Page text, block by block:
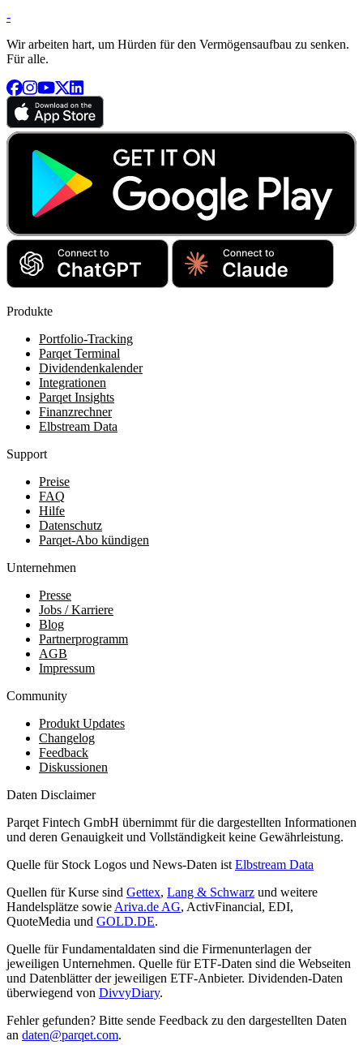
-
Wir arbeiten hart, um Hürden für den Vermögensaufbau zu senken.
Für alle.
Produkte
Portfolio-Tracking
Parqet Terminal
Dividendenkalender
Integrationen
Parqet Insights
Finanzrechner
Elbstream Data
Support
Preise
FAQ
Hilfe
Datenschutz
Parqet-Abo kündigen
Unternehmen
Presse
Jobs / Karriere
Blog
Partnerprogramm
AGB
Impressum
Community
Produkt Updates
Changelog
Feedback
Diskussionen
Daten Disclaimer
Parqet Fintech GmbH übernimmt für die dargestellten Informationen
und deren Genauigkeit und Vollständigkeit keine Gewährleistung.
Quelle für Stock Logos und News-Daten ist Elbstream Data
Quellen für Kurse sind Gettex, Lang & Schwarz und weitere
Handelsplätze sowie Ariva.de AG, ActivFinancial, EDI,
QuoteMedia und GOLD.DE.
Quelle für Fundamentaldaten sind die Firmenunterlagen der
jeweiligen Unternehmen. Quelle für ETF-Daten sind die Webseiten
und Datenblätter der jeweiligen ETF-Anbieter. Dividenden-Daten
überwiegend von DivvyDiary.
Fehler gefunden? Bitte sende Feedback zu den dargestellten Daten
an daten@parqet.com.